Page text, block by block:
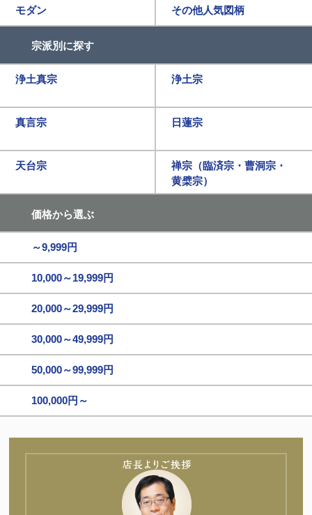
モダン その他人気図柄
宗派別に探す
浄土真宗 浄土宗
真言宗 日蓮宗
天台宗
禅宗（臨済宗・曹洞宗・
黄檗宗）
価格から選ぶ
～9,999円
10,000～19,999円
20,000～29,999円
30,000～49,999円
50,000～99,999円
100,000円～